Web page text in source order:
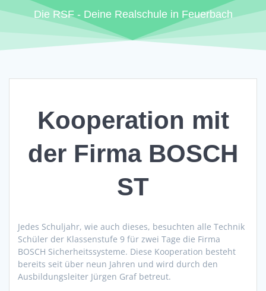
Die RSF - Deine Realschule in Feuerbach
Kooperation mit
der Firma BOSCH
ST
Jedes Schuljahr, wie auch dieses, besuchten alle Technik
Schüler der Klassenstufe 9 für zwei Tage die Firma
BOSCH Sicherheitssysteme. Diese Kooperation besteht
bereits seit über neun Jahren und wird durch den
Ausbildungsleiter Jürgen Graf betreut.